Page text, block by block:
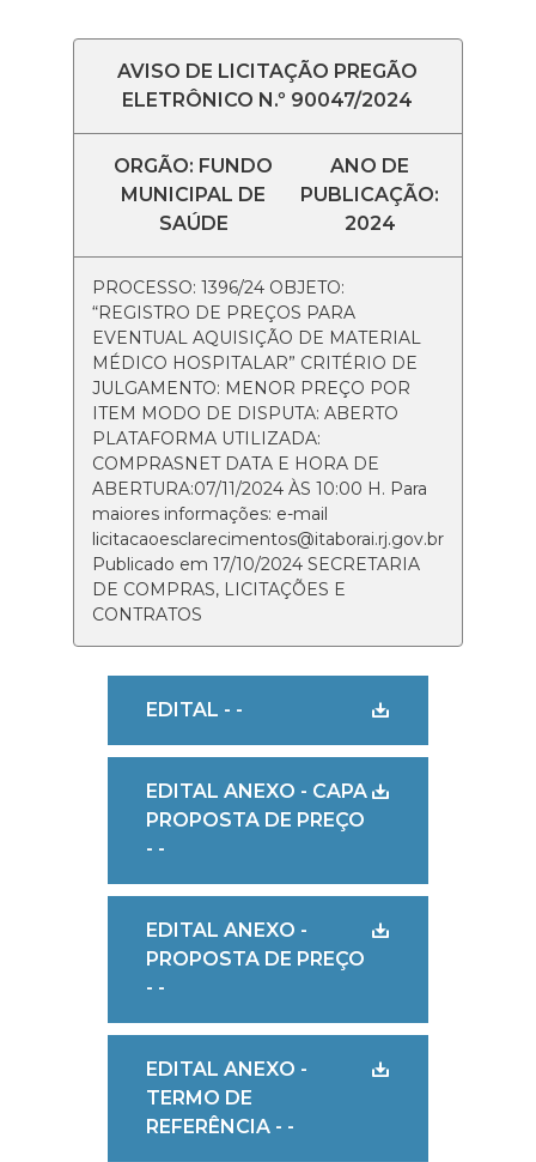
AVISO DE LICITAÇÃO PREGÃO
ELETRÔNICO N.º 90047/2024
ORGÃO: FUNDO
MUNICIPAL DE
SAÚDE
ANO DE
PUBLICAÇÃO:
2024
PROCESSO: 1396/24 OBJETO:
“REGISTRO DE PREÇOS PARA
EVENTUAL AQUISIÇÃO DE MATERIAL
MÉDICO HOSPITALAR” CRITÉRIO DE
JULGAMENTO: MENOR PREÇO POR
ITEM MODO DE DISPUTA: ABERTO
PLATAFORMA UTILIZADA:
COMPRASNET DATA E HORA DE
ABERTURA:07/11/2024 ÀS 10:00 H. Para
maiores informações: e-mail
licitacaoesclarecimentos@itaborai.rj.gov.br
Publicado em 17/10/2024 SECRETARIA
DE COMPRAS, LICITAÇÕES E
CONTRATOS
EDITAL - -
EDITAL ANEXO - CAPA
PROPOSTA DE PREÇO
- -
EDITAL ANEXO -
PROPOSTA DE PREÇO
- -
EDITAL ANEXO -
TERMO DE
REFERÊNCIA - -